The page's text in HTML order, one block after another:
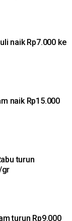
naik Rp7.000 ke
naik Rp15.000
turun
gr
turun Rp9.000